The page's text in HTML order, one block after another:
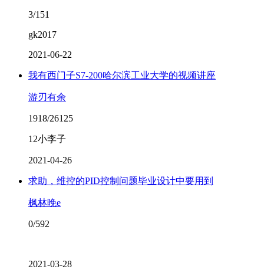
3/151
gk2017
2021-06-22
我有西门子S7-200哈尔滨工业大学的视频讲座
游刃有余
1918/26125
12小李子
2021-04-26
求助，维控的PID控制问题毕业设计中要用到
枫林晚e
0/592
2021-03-28